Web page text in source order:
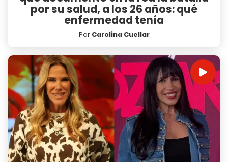
por su salud, a los 26 años: qué
enfermedad tenía
Por Carolina Cuellar